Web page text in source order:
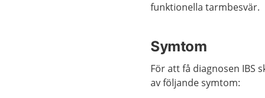
funktionella tarmbesvär.
Symtom
För att få diagnosen IBS
av följande symtom: